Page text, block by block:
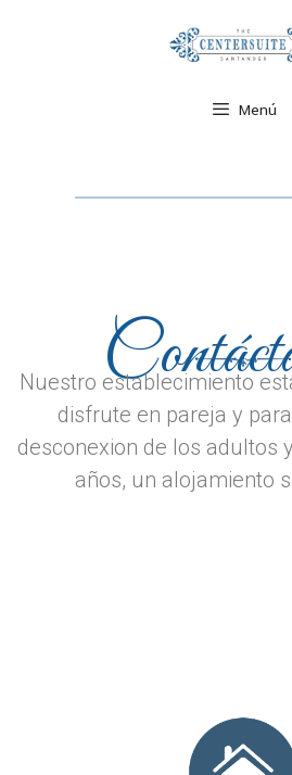
Menú
Nuestro establecimiento
disfrute en pareja y
desconexion de los adultos
años, un alojamiento